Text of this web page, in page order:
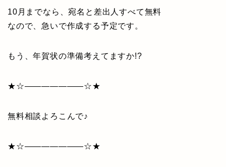
10月までなら、宛名と差出人すべて無料
なので、急いで作成する予定です。
もう、年賀状の準備考えてますか!?
★☆———————☆★
無料相談よろこんで♪
★☆———————☆★